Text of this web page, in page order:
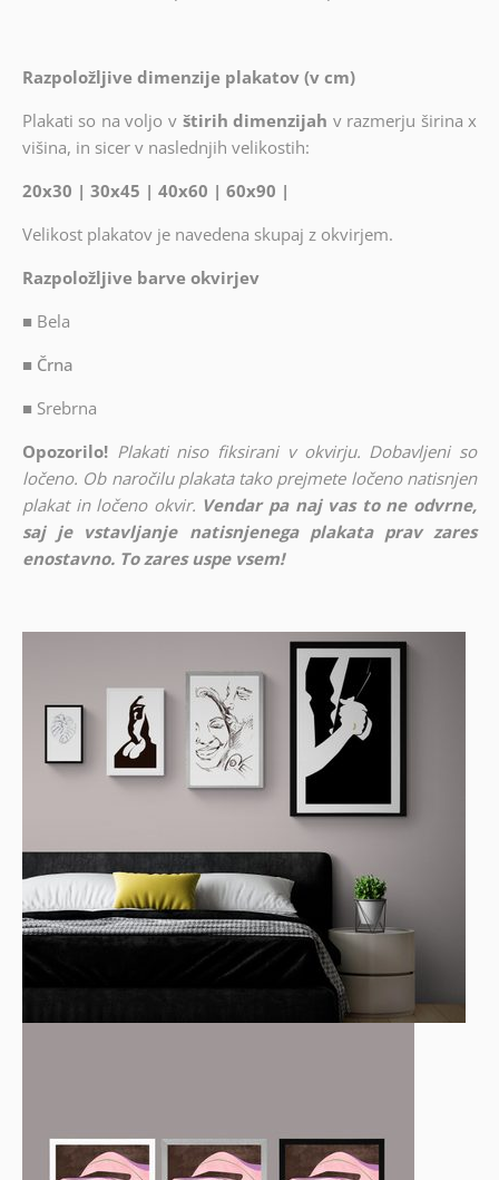
Razpoložljive dimenzije plakatov (v cm)
Plakati so na voljo v štirih dimenzijah v razmerju širina x
višina, in sicer v naslednjih velikostih:
20x30 | 30x45 | 40x60 | 60x90 |
Velikost plakatov je navedena skupaj z okvirjem.
Razpoložljive barve okvirjev
■ Bela
■ Črna
■ Srebrna
Opozorilo! Plakati niso fiksirani v okvirju. Dobavljeni so
ločeno. Ob naročilu plakata tako prejmete ločeno natisnjen
plakat in ločeno okvir. Vendar pa naj vas to ne odvrne,
saj je vstavljanje natisnjenega plakata prav zares
enostavno. To zares uspe vsem!